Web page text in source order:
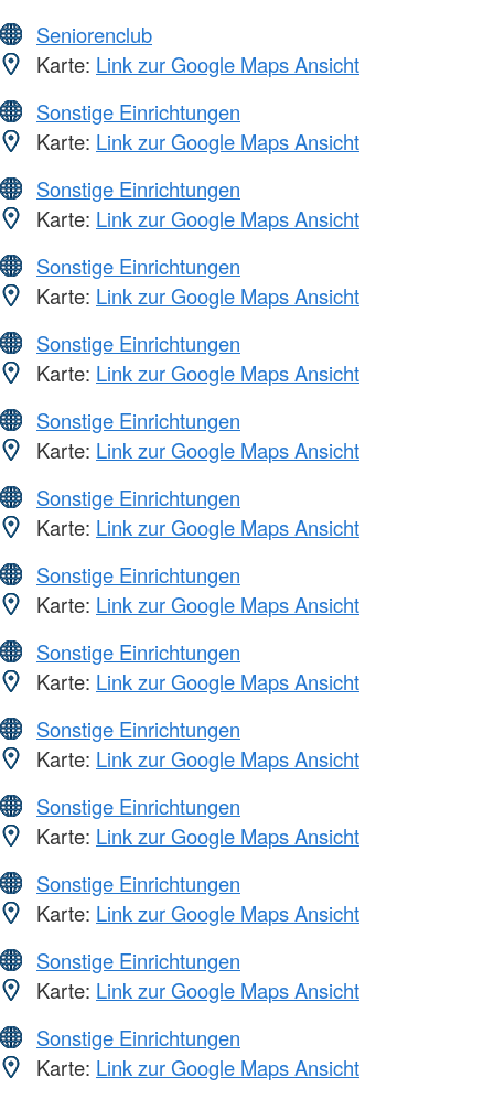
Seniorenclub
Karte: Link zur Google Maps Ansicht
Sonstige Einrichtungen
Karte: Link zur Google Maps Ansicht
Sonstige Einrichtungen
Karte: Link zur Google Maps Ansicht
Sonstige Einrichtungen
Karte: Link zur Google Maps Ansicht
Sonstige Einrichtungen
Karte: Link zur Google Maps Ansicht
Sonstige Einrichtungen
Karte: Link zur Google Maps Ansicht
Sonstige Einrichtungen
Karte: Link zur Google Maps Ansicht
Sonstige Einrichtungen
Karte: Link zur Google Maps Ansicht
Sonstige Einrichtungen
Karte: Link zur Google Maps Ansicht
Sonstige Einrichtungen
Karte: Link zur Google Maps Ansicht
Sonstige Einrichtungen
Karte: Link zur Google Maps Ansicht
Sonstige Einrichtungen
Karte: Link zur Google Maps Ansicht
Sonstige Einrichtungen
Karte: Link zur Google Maps Ansicht
Sonstige Einrichtungen
Karte: Link zur Google Maps Ansicht